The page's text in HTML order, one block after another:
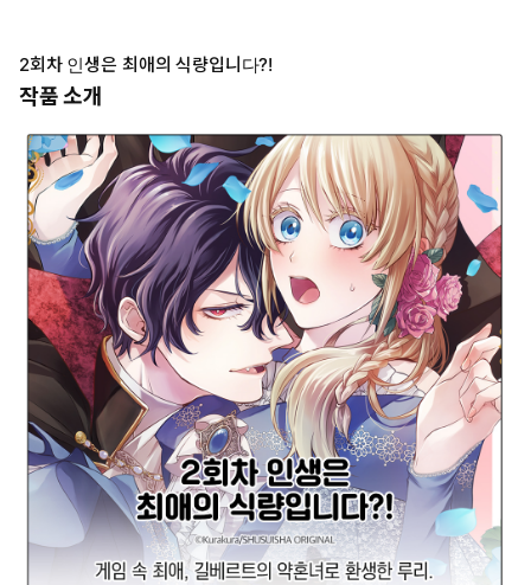
2회차 인생은 최애의 식량입니다?!
작품 소개